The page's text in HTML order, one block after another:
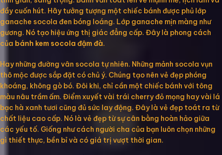
đầy cuốn hút. Hãy tưởng tượng một chiếc bánh được phủ lớp
ganache socola đen bóng loáng. Lớp ganache mịn màng như
gương. Nó tạo hiệu ứng thị giác đẳng cấp. Đây là phong cách
của bánh kem socola đậm đà.
Hay những đường vân socola tự nhiên. Những mảnh socola vụn
thô mộc được sắp đặt có chủ ý. Chúng tạo nên vẻ đẹp phóng
khoáng, không gò bó. Đôi khi, chỉ cần một chiếc bánh với tông
màu nâu trầm ấm. Điểm xuyết vài trái cherry đỏ mọng hay vài lá
bạc hà xanh tươi cũng đủ sức lay động. Đây là vẻ đẹp toát ra từ
chất liệu cao cấp. Nó là vẻ đẹp từ sự cân bằng hoàn hảo giữa
các yếu tố. Giống như cách người cha của bạn luôn chọn những
gì thiết thực, bền bỉ và có giá trị vượt thời gian.